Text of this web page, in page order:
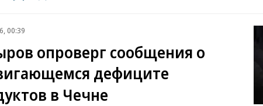
00:39
опроверг сообщения о
дефиците
в Чечне